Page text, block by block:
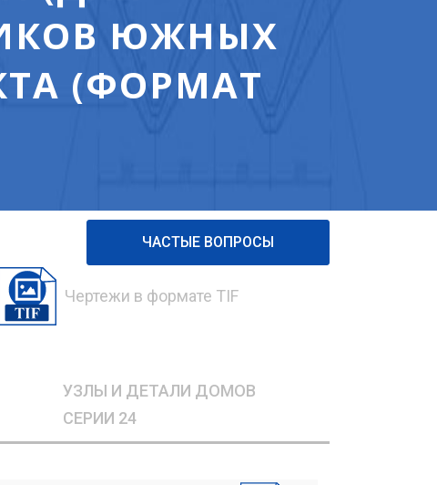
ЮЖНЫХ
(ФОРМАТ
Чертежи в формате TIF
ЧАСТЫЕ ВОПРОСЫ
УЗЛЫ И ДЕТАЛИ ДОМОВ
СЕРИИ 24